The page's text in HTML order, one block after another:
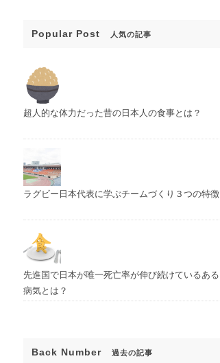
Popular Post 人気の記事
超人的な体力だった昔の日本人の食事とは？
ラグビー日本代表に学ぶチームづくり３つの特徴
先進国で日本が唯一死亡率が伸び続けているある
病気とは？
Back Number 過去の記事